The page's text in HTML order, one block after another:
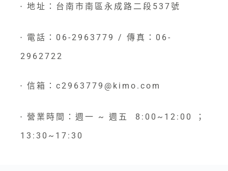
● 地址：台南市南區永成路二段537號
●
電話：06-2963779 / 傳真：06-
2962722
● 信箱：c2963779@kimo.com
●
營業時間：週一 ~ 週五 8:00~12:00 ；
13:30~17:30